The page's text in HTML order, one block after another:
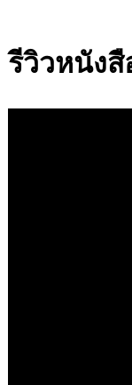
รีวิวหนัง